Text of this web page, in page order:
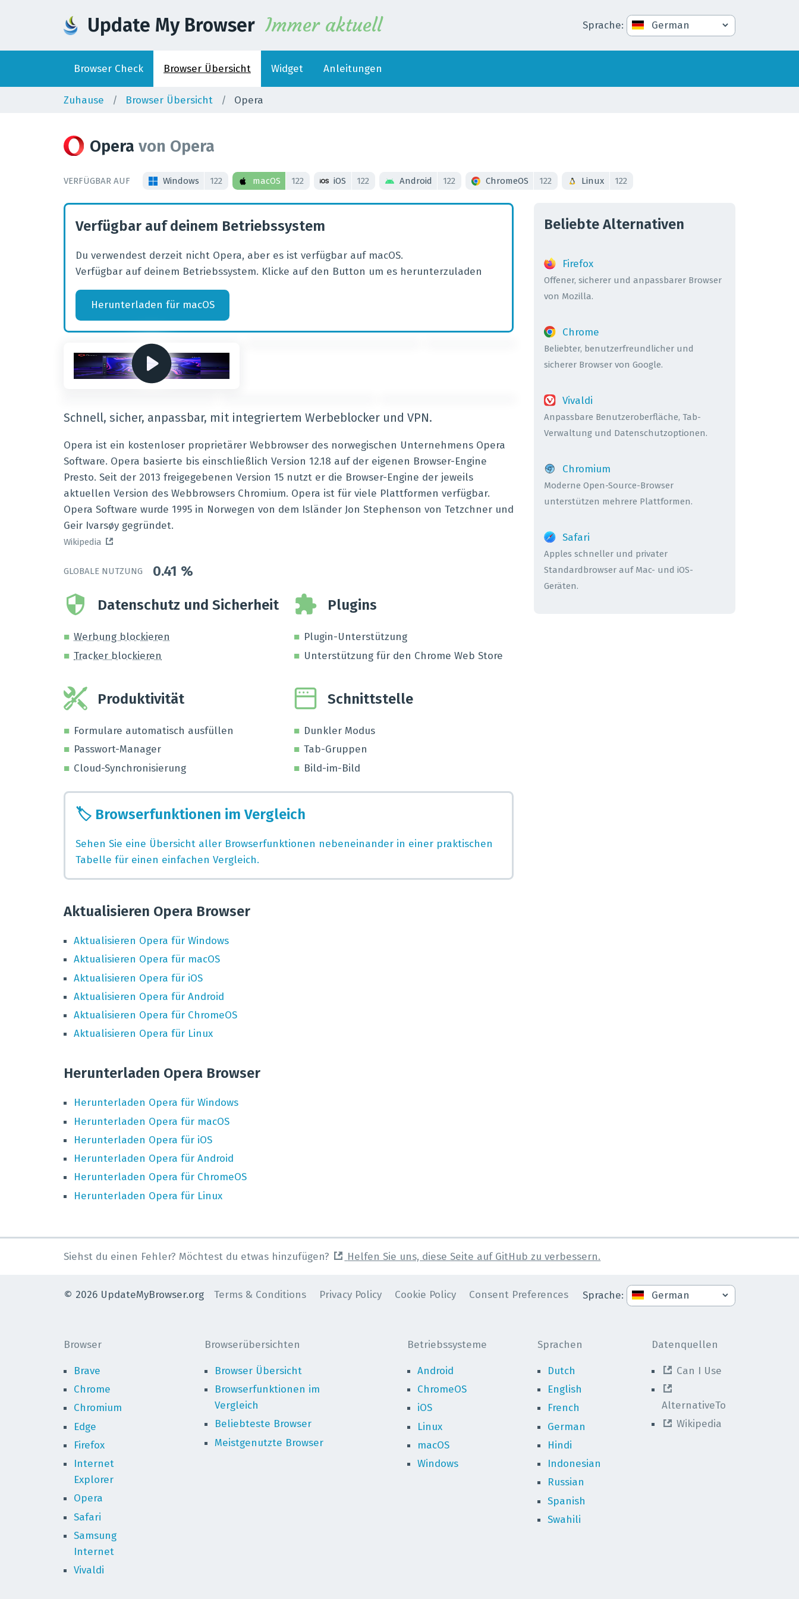
Update My Browser Immer aktuell Sprache:
Browser Check Browser Übersicht Widget Anleitungen
Zuhause Browser Übersicht Opera
Opera von Opera
VERFÜGBAR AUF Windows 122 macOS 122 iOS 122 Android 122 ChromeOS 122 Linux 122
Verfügbar auf deinem Betriebssystem
Du verwendest derzeit nicht Opera, aber es ist verfügbar auf macOS.
Verfügbar auf deinem Betriebssystem. Klicke auf den Button um es herunterzuladen
Herunterladen für macOS
Schnell, sicher, anpassbar, mit integriertem Werbeblocker und VPN.
Opera ist ein kostenloser proprietärer Webbrowser des norwegischen Unternehmens Opera
Software. Opera basierte bis einschließlich Version 12.18 auf der eigenen Browser-Engine
Presto. Seit der 2013 freigegebenen Version 15 nutzt er die Browser-Engine der jeweils
aktuellen Version des Webbrowsers Chromium. Opera ist für viele Plattformen verfügbar.
Opera Software wurde 1995 in Norwegen von dem Isländer Jon Stephenson von Tetzchner und
Geir Ivarsøy gegründet.
Wikipedia
GLOBALE NUTZUNG 0.41 %
Datenschutz und Sicherheit
Werbung blockieren
Tracker blockieren
Plugins
Plugin-Unterstützung
Unterstützung für den Chrome Web Store
Produktivität
Formulare automatisch ausfüllen
Passwort-Manager
Cloud-Synchronisierung
Schnittstelle
Dunkler Modus
Tab-Gruppen
Bild-im-Bild
🏷️ Browserfunktionen im Vergleich
Sehen Sie eine Übersicht aller Browserfunktionen nebeneinander in einer praktischen
Tabelle für einen einfachen Vergleich.
Beliebte Alternativen
Firefox
Offener, sicherer und anpassbarer Browser
von Mozilla.
Chrome
Beliebter, benutzerfreundlicher und
sicherer Browser von Google.
Vivaldi
Anpassbare Benutzeroberfläche, Tab-
Verwaltung und Datenschutzoptionen.
Chromium
Moderne Open-Source-Browser
unterstützen mehrere Plattformen.
Safari
Apples schneller und privater
Standardbrowser auf Mac- und iOS-
Geräten.
Aktualisieren Opera Browser
Aktualisieren Opera für Windows
Aktualisieren Opera für macOS
Aktualisieren Opera für iOS
Aktualisieren Opera für Android
Aktualisieren Opera für ChromeOS
Aktualisieren Opera für Linux
Herunterladen Opera Browser
Herunterladen Opera für Windows
Herunterladen Opera für macOS
Herunterladen Opera für iOS
Herunterladen Opera für Android
Herunterladen Opera für ChromeOS
Herunterladen Opera für Linux
Siehst du einen Fehler? Möchtest du etwas hinzufügen? Helfen Sie uns, diese Seite auf GitHub zu verbessern.
© 2026 UpdateMyBrowser.org Terms & Conditions Privacy Policy Cookie Policy Consent Preferences Sprache:
Browser
Brave
Chrome
Chromium
Edge
Firefox
Internet
Explorer
Opera
Safari
Samsung
Internet
Vivaldi
Browserübersichten
Browser Übersicht
Browserfunktionen im
Vergleich
Beliebteste Browser
Meistgenutzte Browser
Betriebssysteme
Android
ChromeOS
iOS
Linux
macOS
Windows
Sprachen
Dutch
English
French
German
Hindi
Indonesian
Russian
Spanish
Swahili
Datenquellen
Can I Use
AlternativeTo
Wikipedia